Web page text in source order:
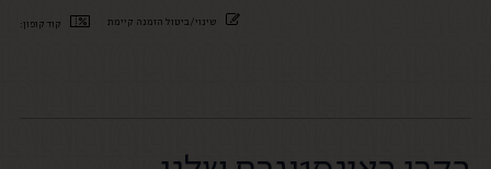
קוד קופון: שינוי/ביטול הזמנה קיימת